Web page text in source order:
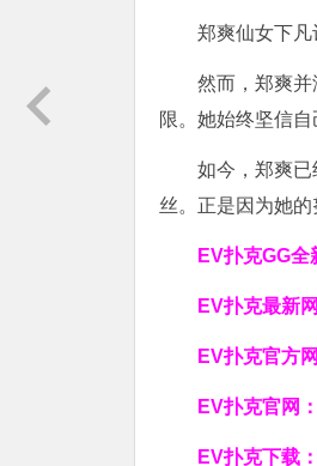
郑爽仙女下
然而，郑爽
限。她始终坚信
如今，郑爽
丝。正是因为她
EV扑克GG全
EV扑克最新
EV扑克官方
EV扑克官网：
EV扑克下载：